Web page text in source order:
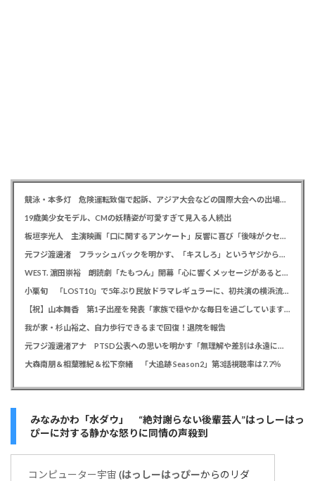
競泳・本多灯 危険運転致傷で起訴、アジア大会などの国際大会への出場を辞退
19歳美少女モデル、CMの妖精姿が可愛すぎて見入る人続出
板垣李光人 主演映画「口に関するアンケート」反響に喜び「後味がクセになる、と」
元フジ渡邊渚 フラッシュバックを明かす、「キスしろ」というヤジからパニックに… 「1人の人間の人生に、当たり前の生活を奪った人が全て悪い」
WEST. 濵田崇裕 朗読劇「たもつん」開幕「心に響くメッセージがあると感じています」
小栗旬 「LOST10」で5年ぶり民放ドラマレギュラーに、初共演の横浜流星とバディ役「もう最高です」
【祝】山本舞香 第1子出産を発表「家族で穏やかな毎日を過ごしています」、夫はマイファスHiro
我が家・杉山裕之、自力歩行できるまで回復！退院を報告
元フジ渡邊渚アナ PTSD公表への思いを明かす「無理解や差別は永遠に変わらない」「同じ病気になったことのない人間にはわからない」
大森南朋＆相葉雅紀＆松下奈緒 「大追跡 Season2」第3話視聴率は7.7％
みなみかわ「水ダウ」 “絶対謝らない後輩芸人”はっしーはっ
ぴーに対する静かな怒りに同情の声殺到
コンピューター宇宙 (はっしーはっぴーからのリダ